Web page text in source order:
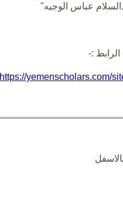
عباس الوجيه"
:-
https://yemenscholars.com/